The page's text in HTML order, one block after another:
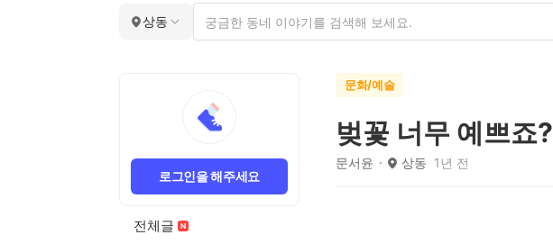
상동
로그인을 해주세요
전체글
문화/예술
벚꽃 너무 예쁘죠?
문서윤 상동 1년 전